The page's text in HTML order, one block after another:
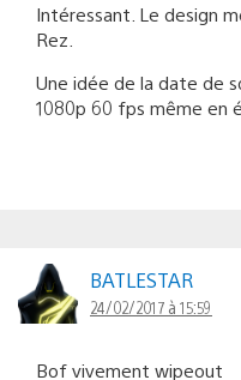
Intéressant. Le design
Rez.
Une idée de la date de
1080p 60 fps même en
BATLESTAR
24/02/2017 à 15:59
Bof vivement wipeout